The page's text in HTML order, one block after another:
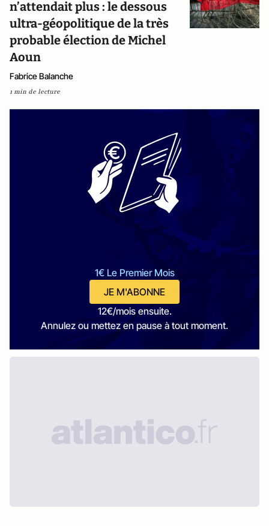
n’attendait plus : le dessous
ultra-géopolitique de la très
probable élection de Michel
Aoun
Fabrice Balanche
1 min de lecture
1€ Le Premier Mois
JE M'ABONNE
12€/mois ensuite.
Annulez ou mettez en pause à tout moment.